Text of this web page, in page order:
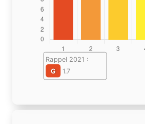
Rappel 2021 :
G
1.7